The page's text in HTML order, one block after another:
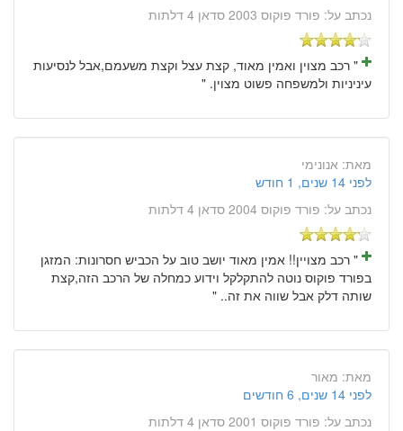
נכתב על: פורד פוקוס 2003 סדאן 4 דלתות
" רכב מצוין ואמין מאוד, קצת עצל וקצת משעמם,אבל לנסיעות
עיניניות ולמשפחה פשוט מצוין. "
מאת: אנונימי
לפני 14 שנים, 1 חודש
נכתב על: פורד פוקוס 2004 סדאן 4 דלתות
" רכב מצויין!! אמין מאוד יושב טוב על הכביש חסרונות: המזגן
בפורד פוקוס נוטה להתקלקל וידוע כמחלה של הרכב הזה,קצת
שותה דלק אבל שווה את זה.. "
מאת: מאור
לפני 14 שנים, 6 חודשים
נכתב על: פורד פוקוס 2001 סדאן 4 דלתות